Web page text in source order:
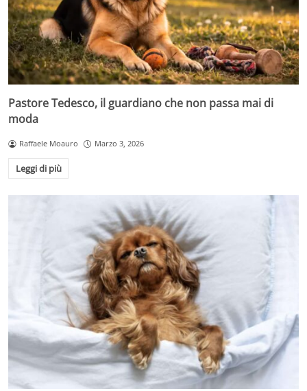
Pastore Tedesco, il guardiano che non passa mai di
moda
Raffaele Moauro Marzo 3, 2026
Leggi di più